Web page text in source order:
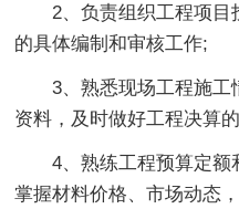
2、负责组织工程项目
的具体编制和审核工作;
3、熟悉现场工程施工
资料，及时做好工程决算
4、熟练工程预算定额
掌握材料价格、市场动态